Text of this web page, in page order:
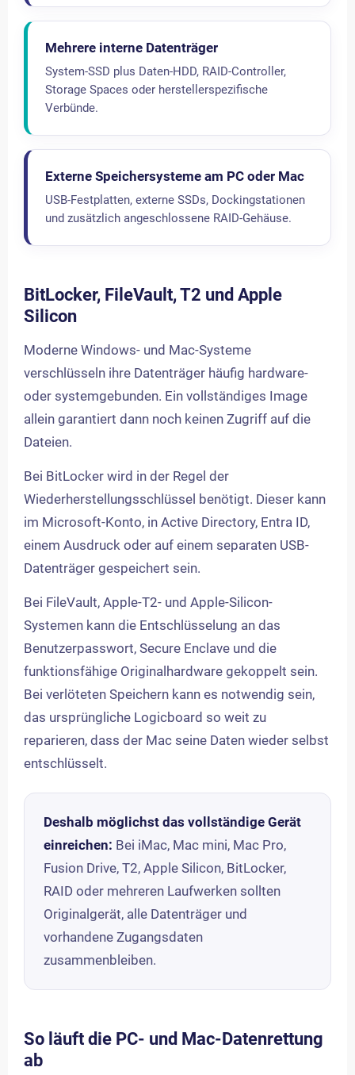
Mehrere interne Datenträger
System-SSD plus Daten-HDD, RAID-Controller,
Storage Spaces oder herstellerspezifische
Verbünde.
Externe Speichersysteme am PC oder Mac
USB-Festplatten, externe SSDs, Dockingstationen
und zusätzlich angeschlossene RAID-Gehäuse.
BitLocker, FileVault, T2 und Apple
Silicon
Moderne Windows- und Mac-Systeme
verschlüsseln ihre Datenträger häufig hardware-
oder systemgebunden. Ein vollständiges Image
allein garantiert dann noch keinen Zugriff auf die
Dateien.
Bei BitLocker wird in der Regel der
Wiederherstellungsschlüssel benötigt. Dieser kann
im Microsoft-Konto, in Active Directory, Entra ID,
einem Ausdruck oder auf einem separaten USB-
Datenträger gespeichert sein.
Bei FileVault, Apple-T2- und Apple-Silicon-
Systemen kann die Entschlüsselung an das
Benutzerpasswort, Secure Enclave und die
funktionsfähige Originalhardware gekoppelt sein.
Bei verlöteten Speichern kann es notwendig sein,
das ursprüngliche Logicboard so weit zu
reparieren, dass der Mac seine Daten wieder selbst
entschlüsselt.
Deshalb möglichst das vollständige Gerät
einreichen: Bei iMac, Mac mini, Mac Pro,
Fusion Drive, T2, Apple Silicon, BitLocker,
RAID oder mehreren Laufwerken sollten
Originalgerät, alle Datenträger und
vorhandene Zugangsdaten
zusammenbleiben.
So läuft die PC- und Mac-Datenrettung
ab